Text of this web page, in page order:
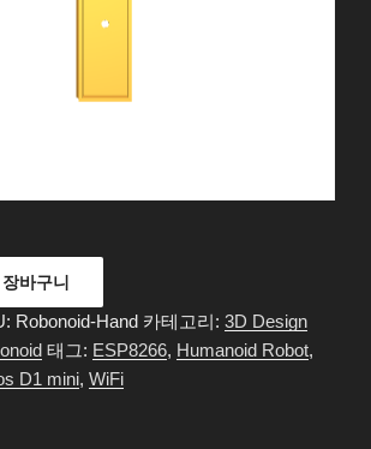
장바구니
Robonoid-Hand 카테고리: 3D Design
태그: ESP8266, Humanoid Robot,
D1 mini, WiFi